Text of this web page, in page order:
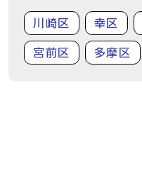
川崎区 幸区
宮前区 多摩区